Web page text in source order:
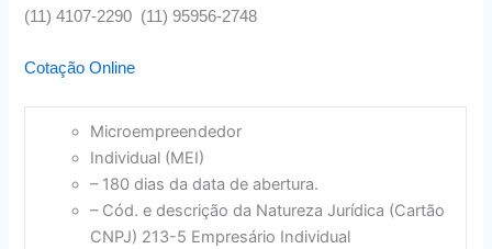
(11) 4107-2290 (11) 95956-2748
Cotação Online
Microempreendedor
Individual (MEI)
– 180 dias da data de abertura.
– Cód. e descrição da Natureza Jurídica (Cartão
CNPJ) 213-5 Empresário Individual